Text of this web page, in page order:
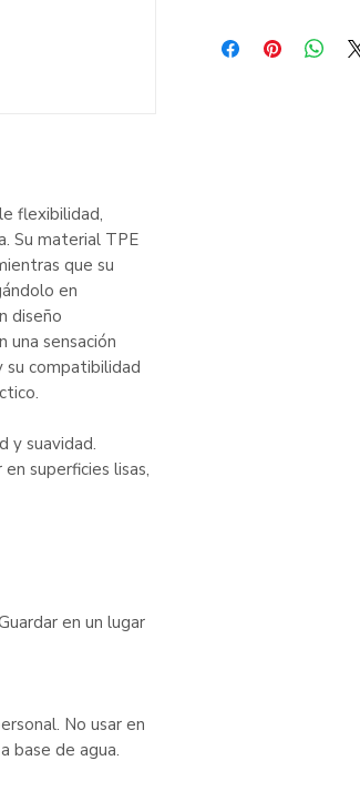
flexibilidad,
Su material TPE
que su
en
diseño
una sensación
su compatibilidad
y suavidad.
superficies lisas,
en un lugar
No usar en
base de agua.